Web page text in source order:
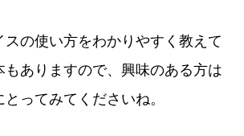
スの使い方をわかりやすく教えて
もありますので、興味のある方は
ってみてくださいね。